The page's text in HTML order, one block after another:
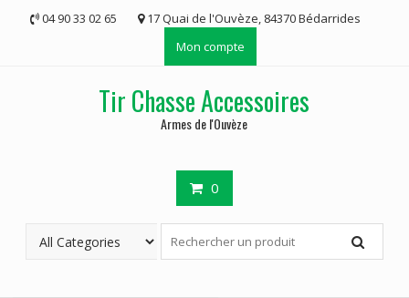
04 90 33 02 65
17 Quai de l'Ouvèze, 84370 Bédarrides
Mon compte
Tir Chasse Accessoires
Armes de l'Ouvèze
0